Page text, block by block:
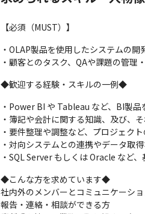
また、リモート勤務も可能ですので選
◆キャリアパス◆
当社は今後さらなる事業拡大を見据
会社の成長に関わりながら、ご自身
【必須（MUST）】
・OLAP製品を使用したシステムの
・顧客とのタスク、QAや課題の管
◆歓迎する経験・スキルの一例◆
・Power BI や Tableau など、BI製
・簿記や会計に関する知識、及び、
・要件整理や調整など、プロジェク
・対向システムとの連携やデータ取
・SQL Server もしくは Oracle など
◆こんな方を求めています◆
社内外のメンバーとコミュニケーシ
報告・連絡・相談ができる方